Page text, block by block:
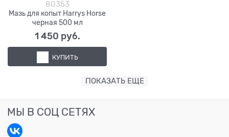
80353
Мазь для копыт Harrys Horse
черная 500 мл
1 450 руб.
КУПИТЬ
ПОКАЗАТЬ ЕЩЕ
МЫ В СОЦ СЕТЯХ